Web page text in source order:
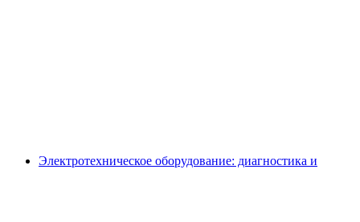
Электротехническое оборудование: диагностика и